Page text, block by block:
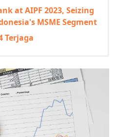
at AIPF 2023, Seizing
MSME Segment
Terjaga